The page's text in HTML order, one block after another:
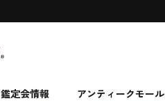
鑑定会情報 アンティークモール